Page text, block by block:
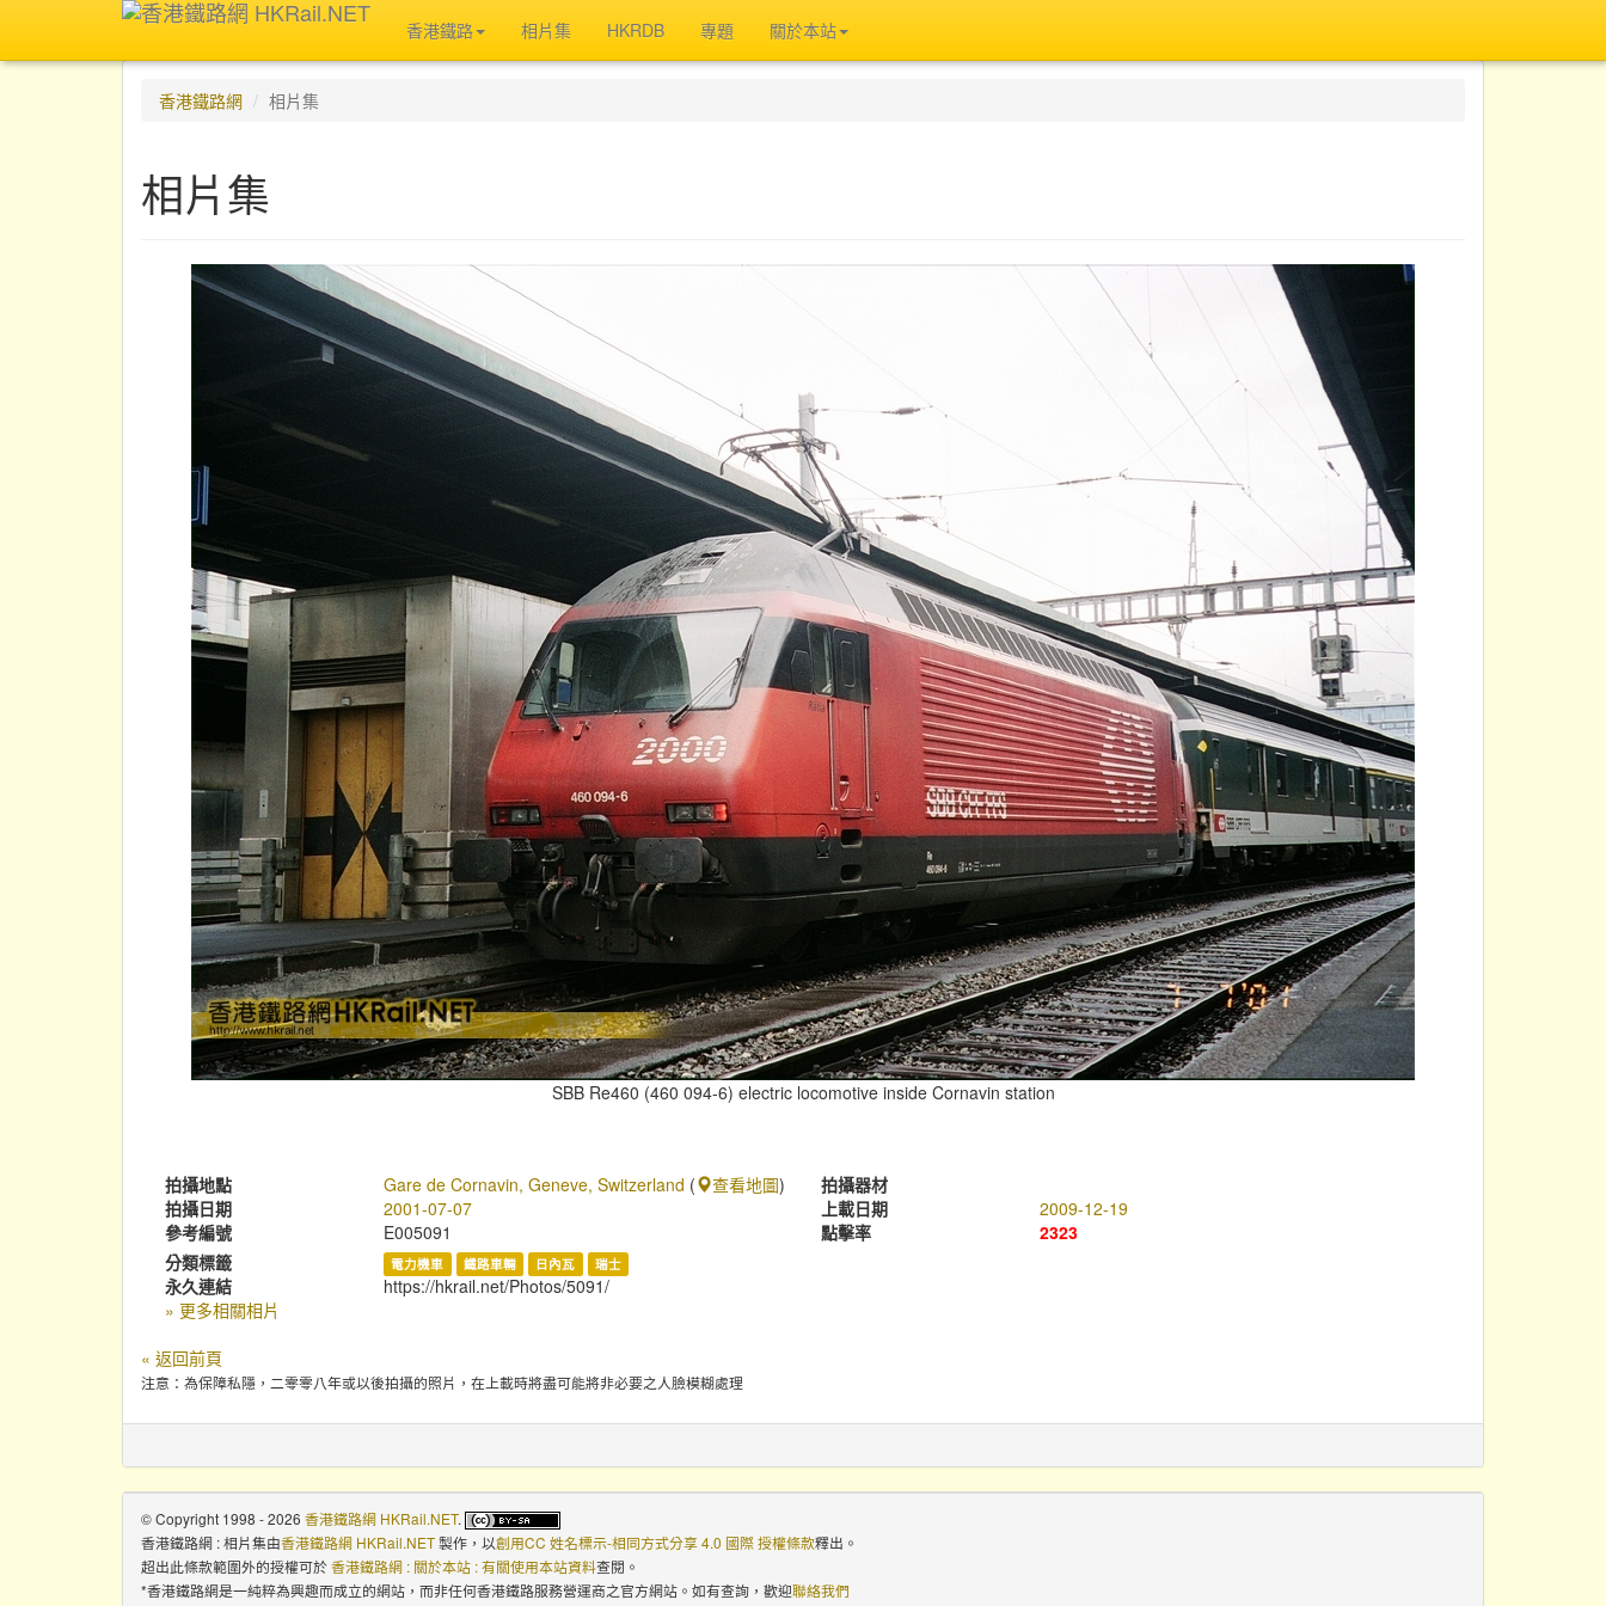
香港鐵路 相片集 HKRDB 專題 關於本站
香港鐵路網 相片集
相片集
SBB Re460 (460 094-6) electric locomotive inside Cornavin station
拍攝地點 Gare de Cornavin, Geneve, Switzerland ( 查看地圖)
拍攝器材
拍攝日期
2001-07-07 上載日期
2009-12-19
參考編號
E005091 點擊率
2323
分類標籤
電力機車 鐵路車輛 日內瓦 瑞士
永久連結
https://hkrail.net/Photos/5091/
» 更多相關相片
« 返回前頁
注意：為保障私隱，二零零八年或以後拍攝的照片，在上載時將盡可能將非必要之人臉模糊處理
© Copyright 1998 - 2026 香港鐵路網 HKRail.NET.
香港鐵路網 : 相片集由香港鐵路網 HKRail.NET製作，以創用CC 姓名標示-相同方式分享 4.0 國際 授權條款釋出。
超出此條款範圍外的授權可於香港鐵路網 : 關於本站 : 有關使用本站資料查閱。
*香港鐵路網是一純粹為興趣而成立的網站，而非任何香港鐵路服務營運商之官方網站。如有查詢，歡迎聯絡我們